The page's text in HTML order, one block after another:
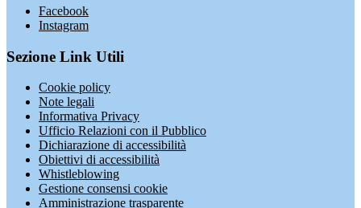
Facebook
Instagram
Sezione Link Utili
Cookie policy
Note legali
Informativa Privacy
Ufficio Relazioni con il Pubblico
Dichiarazione di accessibilità
Obiettivi di accessibilità
Whistleblowing
Gestione consensi cookie
Amministrazione trasparente